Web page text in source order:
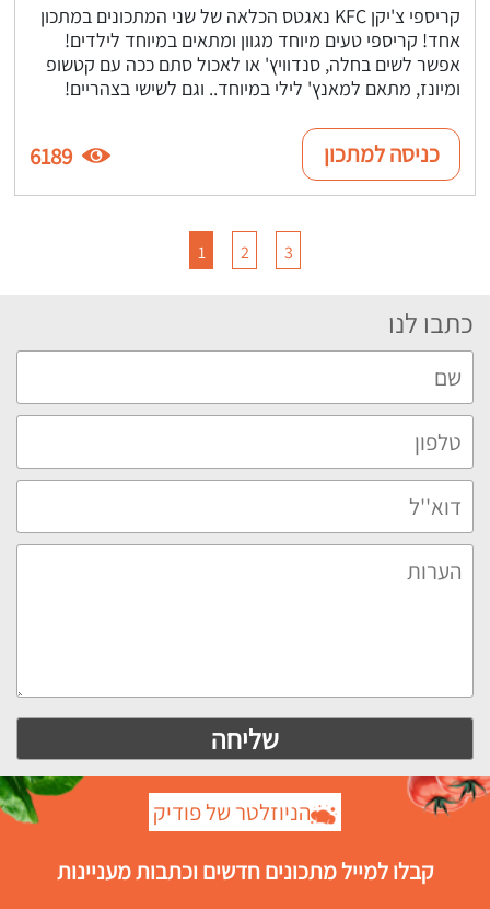
קריספי צ'יקן KFC נאגטס הכלאה של שני המתכונים במתכון
אחד! קריספי טעים מיוחד מגוון ומתאים במיוחד לילדים!
אפשר לשים בחלה, סנדוויץ' או לאכול סתם ככה עם קטשופ
ומיונז, מתאם למאנץ' לילי במיוחד.. וגם לשישי בצהריים!
כניסה למתכון 6189
1 2 3
כתבו לנו
הניוזלטר של פודיק
קבלו למייל מתכונים חדשים וכתבות מעניינות